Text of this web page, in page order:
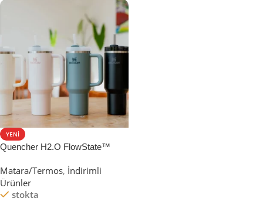
YENI
Quencher H2.O FlowState™
Matara/Termos, İndirimli
Ürünler
stokta